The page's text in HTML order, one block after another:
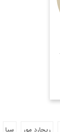
ریچارد مور سیا